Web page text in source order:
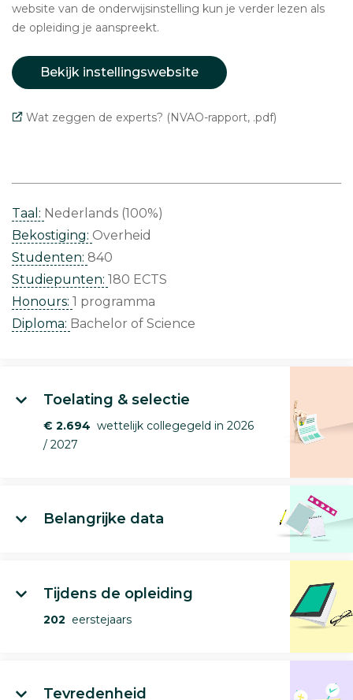
website van de onderwijsinstelling kun je verder lezen als
de opleiding je aanspreekt.
Bekijk instellingswebsite
Wat zeggen de experts? (NVAO-rapport, .pdf)
Taal: Nederlands (100%)
Bekostiging: Overheid
Studenten: 840
Studiepunten: 180 ECTS
Honours: 1 programma
Diploma: Bachelor of Science
Toelating & selectie
€ 2.694 wettelijk collegegeld in 2026
/ 2027
Belangrijke data
Tijdens de opleiding
202 eerstejaars
Tevredenheid